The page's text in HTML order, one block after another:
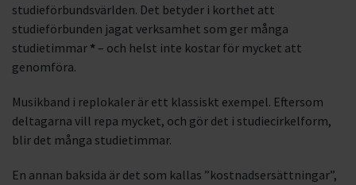
studieförbundsvärlden. Det betyder i korthet att
studieförbunden jagat verksamhet som ger många
studietimmar * – och helst inte kostar för mycket att
genomföra.
Musikband i replokaler är ett klassiskt exempel. Eftersom
deltagarna vill repa mycket, och gör det i studiecirkelform,
blir det många studietimmar.
En annan baksida är det som kallas ”kostnadsersättningar”,